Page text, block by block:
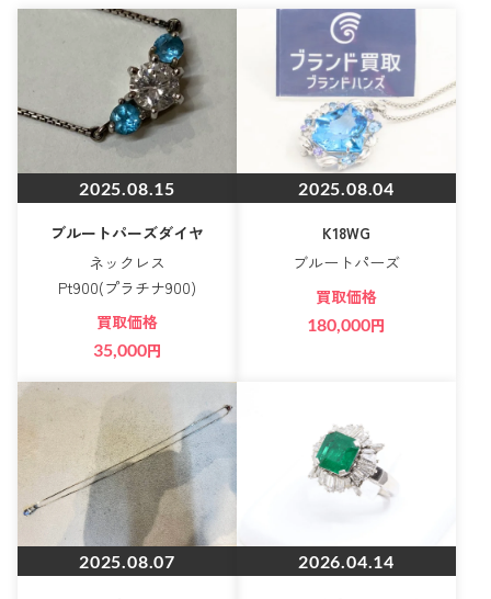
2025.08.15
ブルートパーズダイヤ
ネックレス
Pt900(プラチナ900)
買取価格
35,000円
2025.08.04
K18WG
ブルートパーズ
買取価格
180,000円
2025.08.07 2026.04.14